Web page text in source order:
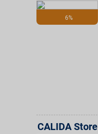
☎ 0800 - 279 25 82
6%
CALIDA Store